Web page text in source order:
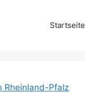
Startseite
Rheinland-Pfalz